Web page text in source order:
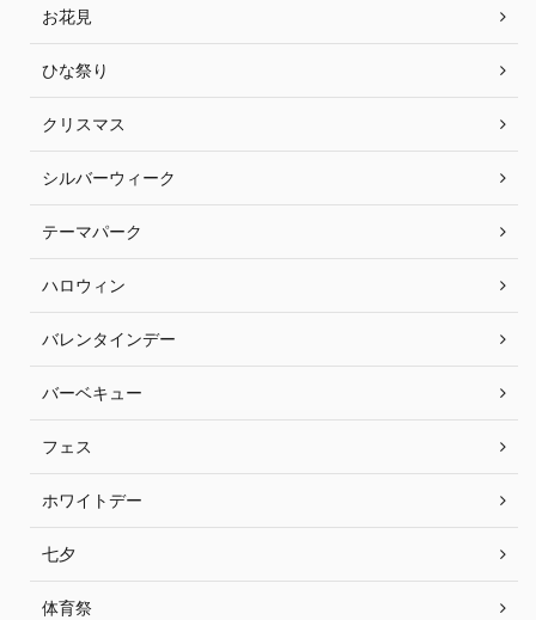
お花見
ひな祭り
クリスマス
シルバーウィーク
テーマパーク
ハロウィン
バレンタインデー
バーベキュー
フェス
ホワイトデー
七夕
体育祭